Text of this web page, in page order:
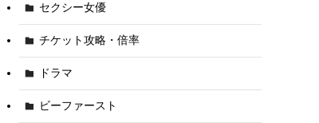
セクシー女優
チケット攻略・倍率
ドラマ
ビーファースト